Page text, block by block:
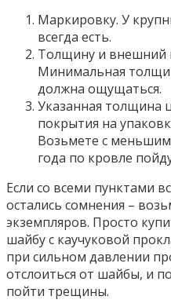
Маркировку. У
всегда есть.
Толщину и внешний
Минимальная
должна ощущаться.
Указанная толщина
покрытия на
Возьмете с
года по кровле
Если со всеми пунктами
остались сомнения –
экземпляров. Просто
шайбу с каучуковой
при сильном давлении
отслоиться от шайбы, и
пойти трещины.